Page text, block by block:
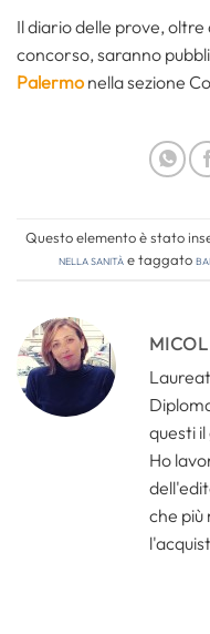
Il diario delle prove,
concorso, saranno
Palermo nella sezione
Questo elemento è stato
nella sanitàe taggato
questi
Ho
che più